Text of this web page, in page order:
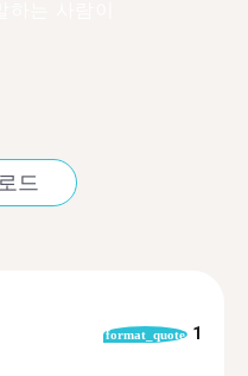
드
format_quote 1